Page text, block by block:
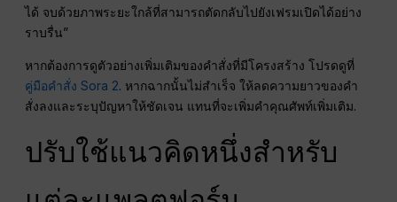
ได้ จบด้วยภาพระยะใกล้ที่สามารถตัดกลับไปยังเฟรมเปิดได้อย่าง
ราบรื่น”
หากต้องการดูตัวอย่างเพิ่มเติมของคำสั่งที่มีโครงสร้าง โปรดดูที่
คู่มือคำสั่ง Sora 2. หากฉากนั้นไม่สำเร็จ ให้ลดความยาวของคำ
สั่งลงและระบุปัญหาให้ชัดเจน แทนที่จะเพิ่มคำคุณศัพท์เพิ่มเติม.
ปรับใช้แนวคิดหนึ่งสำหรับ